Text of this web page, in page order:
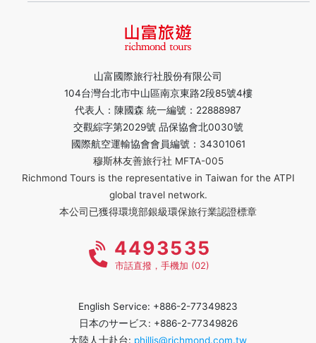
山富國際旅行社股份有限公司
104台灣台北市中山區南京東路2段85號4樓
代表人：陳國森 統一編號：22888987
交觀綜字第2029號 品保協會北0030號
國際航空運輸協會會員編號：34301061
穆斯林友善旅行社 MFTA-005
Richmond Tours is the representative in Taiwan for the ATPI
global travel network.
本公司已獲得環境部銀級環保旅行業認證標章
4493535
市話直撥，手機加 (02)
English Service: +886-2-77349823
日本のサービス: +886-2-77349826
大陸人士赴台: phillis@richmond.com.tw